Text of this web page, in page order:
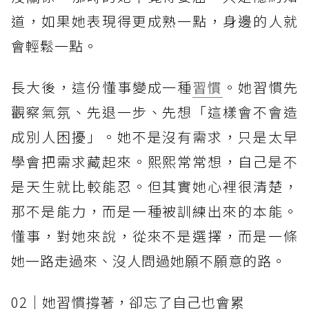
道，如果她表現得更成熟一點，身邊的人就
會輕鬆一點。
長大後，這份懂事變成一種習慣 。她習慣先
觀察氣氛、先退一步、先想「這樣會不會造
成別人困擾」。她不是沒有需求，只是太早
學會把需求藏起來。熙熙常常想，自己是不
是天生就比較能忍。但其實她心裡很清楚，
那不是能力，而是一種被訓練出來的本能。
懂事，對她來說，從來不是選擇，而是一條
她一路走過來、沒人問過她願不願意的路。
02｜她習慣撐著，卻忘了自己也會累